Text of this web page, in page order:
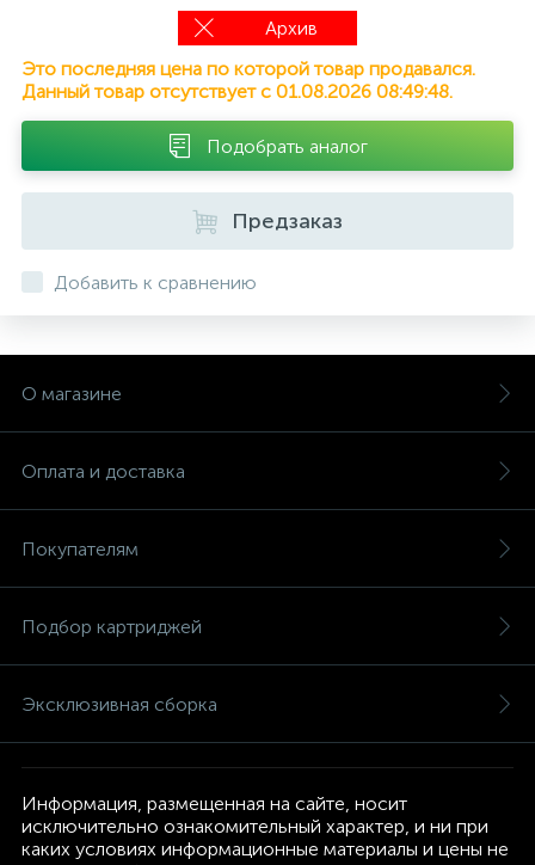
Архив
Это последняя цена по которой товар продавался.
Данный товар отсутствует с 01.08.2026 08:49:48.
Подобрать аналог
Предзаказ
Добавить к сравнению
О магазине
Оплата и доставка
Покупателям
Подбор картриджей
Эксклюзивная сборка
Информация, размещенная на сайте, носит
исключительно ознакомительный характер, и ни при
каких условиях информационные материалы и цены не